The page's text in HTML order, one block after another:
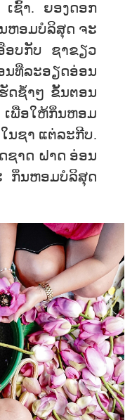
ຊົ້າ. ຍອງດອກ
ຫອມບໍລິສຸດ ຈະ
ອບກັບ ຊາຂຽວ
ນທີ່ລະອຽດອ່ອນ
ດຊ້ຳໆ ຂັ້ນຕອນ
ພື່ອໃຫ້ກິ່ນຫອມ
ນຊາ ແຕ່ລະກີບ.
ຊາດ ຝາດ ອ່ອນ
ກິ່ນຫອມບໍລິສຸດ